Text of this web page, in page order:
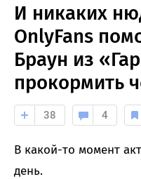
И никаких
OnlyFans
Браун из
прокормить
38 4
В какой-то момент
день.